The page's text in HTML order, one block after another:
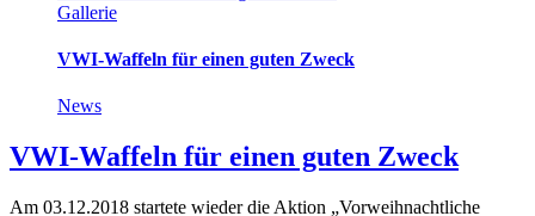
Gallerie
VWI-Waffeln für einen guten Zweck
News
VWI-Waffeln für einen guten Zweck
Am 03.12.2018 startete wieder die Aktion „Vorweihnachtliche